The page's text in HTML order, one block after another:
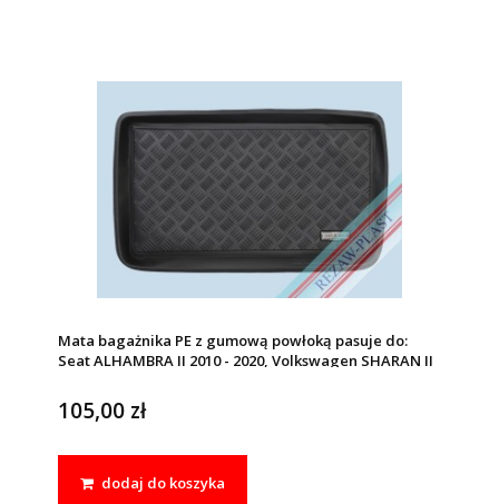
Mata bagażnika PE z gumową powłoką pasuje do:
Seat ALHAMBRA II 2010 - 2020, Volkswagen SHARAN II
105,00 zł
dodaj do koszyka